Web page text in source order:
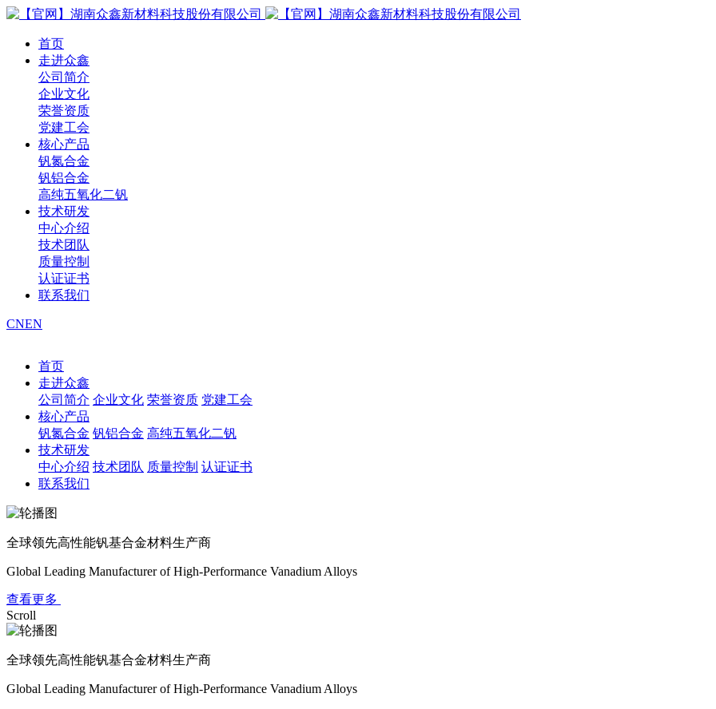
首页
走进众鑫
公司简介
企业文化
荣誉资质
党建工会
核心产品
钒氮合金
钒铝合金
高纯五氧化二钒
技术研发
中心介绍
技术团队
质量控制
认证证书
联系我们
CNEN
首页
走进众鑫
公司简介 企业文化 荣誉资质 党建工会
核心产品
钒氮合金 钒铝合金 高纯五氧化二钒
技术研发
中心介绍 技术团队 质量控制 认证证书
联系我们
全球领先高性能钒基合金材料生产商
Global Leading Manufacturer of High-Performance Vanadium Alloys
查看更多
Scroll
全球领先高性能钒基合金材料生产商
Global Leading Manufacturer of High-Performance Vanadium Alloys